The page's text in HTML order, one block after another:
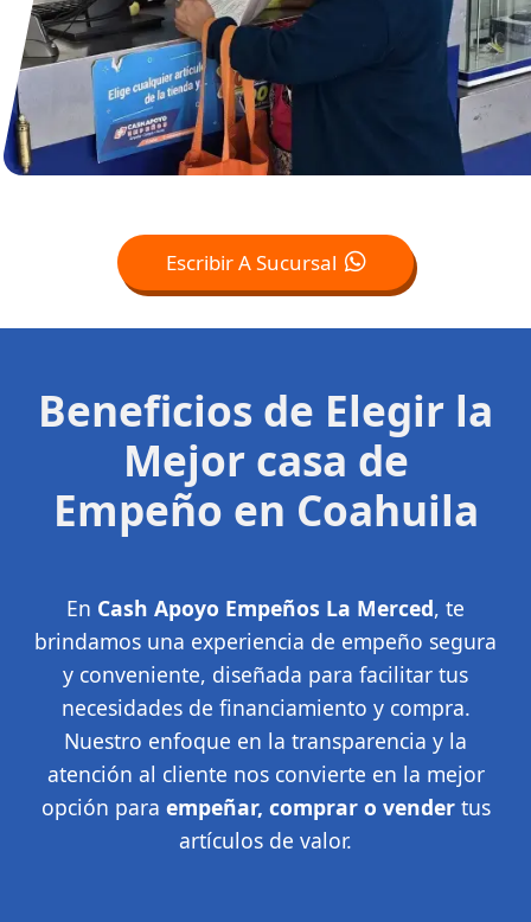
Escribir A Sucursal
Beneficios de Elegir la
Mejor casa de
Empeño en Coahuila
En Cash Apoyo Empeños La Merced, te
brindamos una experiencia de empeño segura
y conveniente, diseñada para facilitar tus
necesidades de financiamiento y compra.
Nuestro enfoque en la transparencia y la
atención al cliente nos convierte en la mejor
opción para empeñar, comprar o vendertus
artículos de valor.